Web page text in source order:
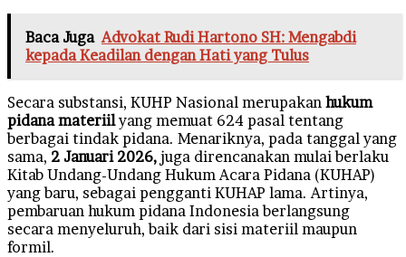
Baca Juga Advokat Rudi Hartono SH: Mengabdi
kepada Keadilan dengan Hati yang Tulus
Secara substansi, KUHP Nasional merupakan hukum
pidana materiilyang memuat 624 pasal tentang
berbagai tindak pidana. Menariknya, pada tanggal yang
sama, 2 Januari 2026, juga direncanakan mulai berlaku
Kitab Undang-Undang Hukum Acara Pidana (KUHAP)
yang baru, sebagai pengganti KUHAP lama. Artinya,
pembaruan hukum pidana Indonesia berlangsung
secara menyeluruh, baik dari sisi materiil maupun
formil.